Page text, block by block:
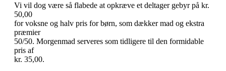
Vi vil dog være så flabede at opkræve et deltager gebyr på kr.
50,00
for voksne og halv pris for børn, som dækker mad og ekstra
præmier
50/50. Morgenmad serveres som tidligere til den formidable
pris af
kr. 35,00.